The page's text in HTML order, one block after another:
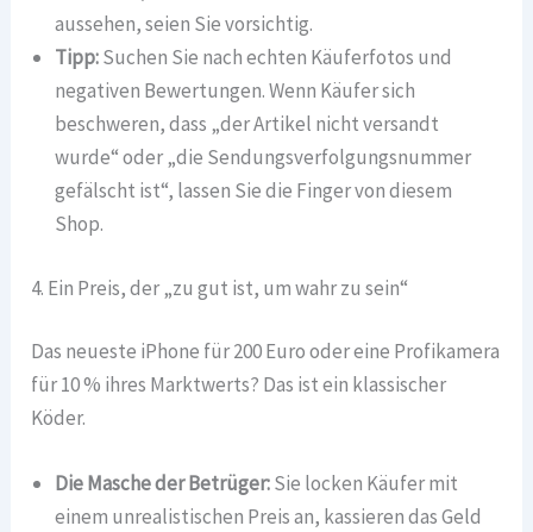
aussehen, seien Sie vorsichtig.
Tipp:Suchen Sie nach echten Käuferfotos und
negativen Bewertungen. Wenn Käufer sich
beschweren, dass „der Artikel nicht versandt
wurde“ oder „die Sendungsverfolgungsnummer
gefälscht ist“, lassen Sie die Finger von diesem
Shop.
4. Ein Preis, der „zu gut ist, um wahr zu sein“
Das neueste iPhone für 200 Euro oder eine Profikamera
für 10 % ihres Marktwerts? Das ist ein klassischer
Köder.
Die Masche der Betrüger:Sie locken Käufer mit
einem unrealistischen Preis an, kassieren das Geld